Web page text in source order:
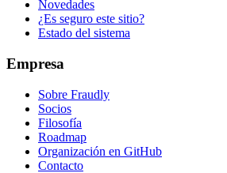
Novedades
¿Es seguro este sitio?
Estado del sistema
Empresa
Sobre Fraudly
Socios
Filosofía
Roadmap
Organización en GitHub
Contacto